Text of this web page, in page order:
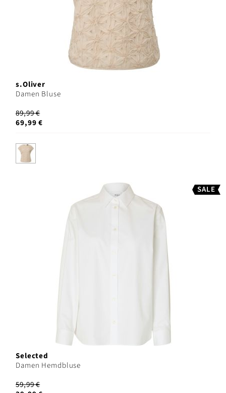
s.Oliver
Damen Bluse
89,99 €
69,99 €
SALE
Selected
Damen Hemdbluse
59,99 €